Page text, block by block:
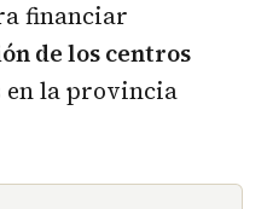
financiar
de los centros
en la provincia